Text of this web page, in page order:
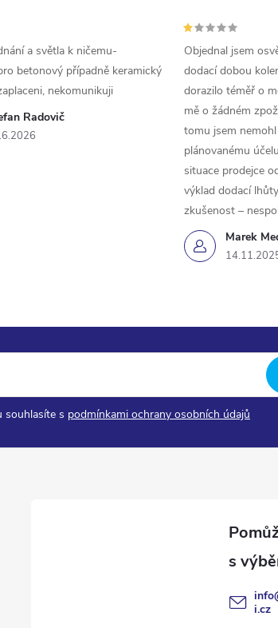
Radovič
a světla k ničemu-
betonový případně keramický
nekomunikuji
Marek
Objednal jsem
dodací dobou
dorazilo téměř o
mě o žádném
tomu jsem
plánovanému
situace prodejce
výklad dodací
zkušenost –
souhlasíte s podmínkami ochrany osobních údajů
info
i.cz